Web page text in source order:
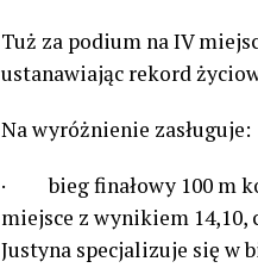
Tuż za podium na IV
ustanawiając rekord
Na wyróżnienie zasługuje:
· bieg finałowy 100 m
miejsce z wynikiem 14,10,
Justyna specjalizuje się w